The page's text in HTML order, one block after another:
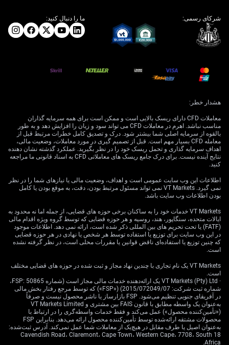
زیادی از قدرت اخیر USD/MXN را توضیح دهد، اما این همه
داستان نیست. داده‌های تولید صنعتی در مکزیک نابرابری‌های
اساسی را نشان می‌دهد—افزایش‌های سالانه تحت تأثیر افت‌های
ماهانه قرار گرفته است. چنین نرمی در کوتاه‌مدت، به همراه
قطعاً آن را کم‌اهمیت نمی‌داند. حال، با کاهش تعرفه‌ها بین ایالات
متحده و چین—چیزی که فقط چند ماه پیش به نظر می‌رسید یک
احساسات بهبود یافته معامله‌گران بهره‌مند می‌شود. چنین باد
همراه باشد، USD/MXN را به راحتی افزایش می‌دهد. در حال
حاضر، بر اساس قیمت‌گذاری و پیش‌بینی‌های سیاستی، فرضی
وجود دارد که بانک مرکزی مکزیک به جلو با کاهش ۵۰ واحدی
دیگر ادامه دهد. داده‌های تورمی از این موضع حمایت می‌کند،
زیرا در محدوده‌های قابل تحمل قرار دارد. ما شواهدی که در
می‌توان گفت که تأثیر بر دارایی‌های دلاری ممکن است با توجه
به تفاوت‌های نرخ بیشتر شود. هررا، وزیر مالی، خوش‌بینی
نسبت به عملکرد مالی را حفظ کرده، اما بازارها بیشتر به آنچه
که رودریگز، وزیر اقتصاد اشاره کرده است، توجه دارند—به
عبارتی، اصلاحات پیش‌رو در USMCA. در حالی که این هنوز در
مقیاس راحتی دور است، زمان‌بندی با انتظارات انتخاباتی در
شمال آمریکا همخوانی دارد و بازار به ندرت در مورد تجارت قبل
از عناوین تردید می‌کند. به عنوان معامله‌گران، ما اکنون باید
باشیم. جفت ارز در حال افزایش است، اما افت شدید به زیر
سطح‌های حمایتی اخیر—به‌ویژه اگر با تغییر قیمت‌های ریسک
خارجی همراه باشد—می‌تواند منجر به واکنش سریع شود. از
سوی دیگر، حرکت قاطع بالای ۱۹.۷۰ فضای ادامه را باز می‌کند،
به‌خصوص اگر میل به ریسک برای ارزهای بازارهای نوظهور
پایین بماند. شاخص‌های تکنیکی به سمت صعود متمایل هستند،
اما بدون احتیاط نیستند. ما شاهد ایجاد شتاب هستیم، اما
بیش‌ازحد بودن می‌تواند باعث عقب‌نشینی‌ها شود، به‌خصوص
ما را دنبال کنید: شرکای رسمی:
هشدار خطر:
معاملات CFD دارای ریسک بالایی است و ممکن است برای همه سرمایه گذاران
مناسب نباشد. اهرم در معاملات CFD می تواند سود و زیان را افزایش دهد و به طور
بالقوه از سرمایه اصلی شما بیشتر شود. درک و تصدیق کامل خطرات مرتبط قبل از
معامله CFD بسیار مهم است. قبل از تصمیم گیری در مورد معاملات، وضعیت مالی،
اهداف سرمایه گذاری و تحمل ریسک خود را در نظر بگیرید. عملکرد گذشته نشان دهنده
نتایج آینده نیست. برای درک جامع ریسک های معاملاتی CFD به اسناد قانونی ما مراجعه
کنید.
اطلاعات این وب سایت عمومی است و اهداف، وضعیت مالی یا نیازهای شما را در نظر
نمی گیرد. VT Markets نمی تواند مسئول مرتبط بودن، دقت، به موقع بودن یا کامل
بودن اطلاعات وب سایت باشد.
VT Markets خدمات خود را به ساکنان برخی حوزه های قضایی، از جمله اما نه محدود به
ایالات متحده، سنگاپور، هند، روسیه و هر حوزه قضایی که توسط گروه ویژه اقدام مالی
(FATF) یا تحت تحریم های بین المللی ذکر شده است، ارائه نمی دهد. اطلاعات موجود
در این وب سایت برای توزیع یا استفاده توسط هر شخص یا نهادی در هر حوزه قضایی
که چنین توزیع یا استفاده‌ای ناقض قوانین یا مقررات محلی است، در نظر گرفته نشده
است.
VT Markets یک نام تجاری با چندین نهاد مجاز و ثبت شده در حوزه های قضایی مختلف
است.
· VT Markets (Pty) Ltd یک ارائه‌دهنده خدمات مالی مجاز است (شماره FSP: 50865،
شماره ثبت شرکت: 2015/072049/07) («FSP») که توسط مرجع رفتار بخش مالی
در آفریقای جنوبی تنظیم می‌شود. FSP بازارساز یا ناشر محصول نیست و صرفاً
به‌عنوان یک واسطه مطابق با قانون FAIS بین مشتری و VT Markets Limited
(«تأمین‌کننده محصول») عمل می‌کند و فقط خدمات واسطه‌گری را در ارتباط با
محصولات مشتقه ارائه‌شده توسط تأمین‌کننده محصول ارائه می‌دهد. بنابراین FSP
به‌عنوان اصیل یا طرف مقابل در هیچ‌یک از معاملات شما عمل نمی‌کند. آدرس ثبت‌شده:
18 Cavendish Road، Claremont، Cape Town، Western Cape، 7708، South
Africa.